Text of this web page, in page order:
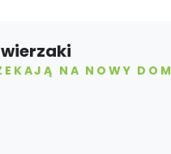
NA NOWY DOM